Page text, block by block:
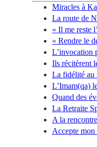
Miracles à
La route de
« Il me reste
« Rendre le
L’invocation
Ils récitèrent
La fidélité au
L’Imam(qa)
Quand des
La Retraite
A la
Accepte